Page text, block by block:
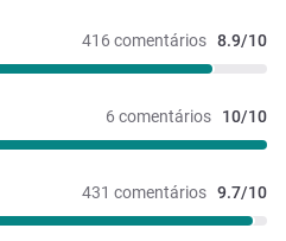
416 comentários 8.9/10
6 comentários 10/10
431 comentários 9.7/10